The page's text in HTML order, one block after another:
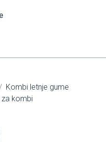
Kombi letnje gume
za kombi